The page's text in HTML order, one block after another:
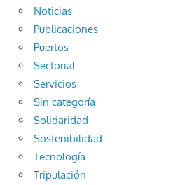
Noticias
Publicaciones
Puertos
Sectorial
Servicios
Sin categoría
Solidaridad
Sostenibilidad
Tecnología
Tripulación